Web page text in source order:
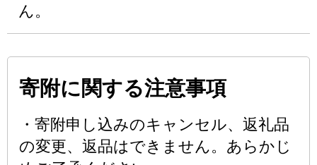
ん。
寄附に関する注意事項
・寄附申し込みのキャンセル、返礼品
の変更、返品はできません。あらかじ